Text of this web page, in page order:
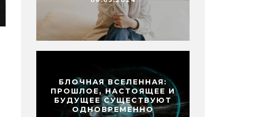
БЛОЧНАЯ ВСЕЛЕННАЯ:
ПРОШЛОЕ, НАСТОЯЩЕЕ И
БУДУЩЕЕ СУЩЕСТВУЮТ
ОДНОВРЕМЕННО